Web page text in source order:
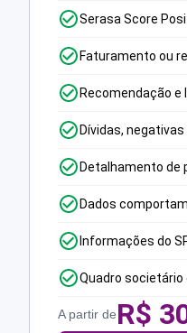
Serasa Score
Faturamento ou
Recomendação
Dívidas,
Detalhamento de
Dados
Informações do
Quadro
A partir deR$